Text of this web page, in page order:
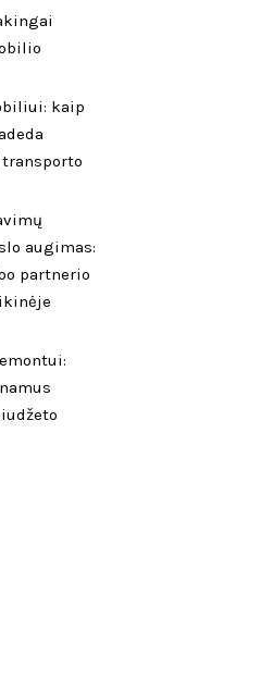
kaip
augimas:
partnerio